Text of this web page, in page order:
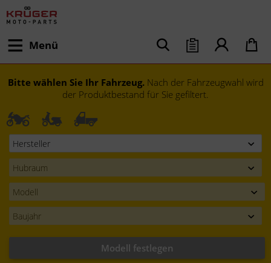
Menü
Bitte wählen Sie Ihr Fahrzeug. Nach der Fahrzeugwahl wird
der Produktbestand für Sie gefiltert.
Modell festlegen